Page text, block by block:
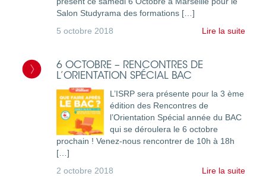
Salon Studyrama des formations […]
5 octobre 2018
Lire la suite
6 OCTOBRE – RENCONTRES DE
L’ORIENTATION SPÉCIAL BAC
L’ISRP sera présente pour la 3 ème
édition des Rencontres de
l’Orientation Spécial année du BAC
qui se déroulera le 6 octobre
prochain ! Venez-nous rencontrer de 10h à 18h
[…]
2 octobre 2018
Lire la suite